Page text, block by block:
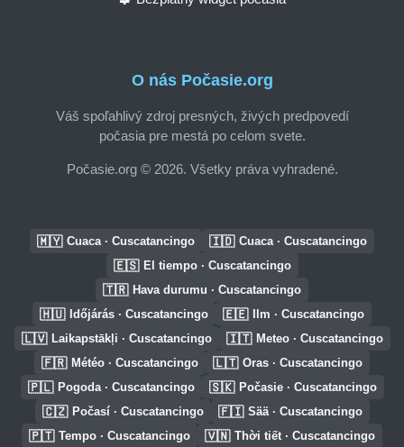
O nás Počasie.org
Váš spoľahlivý zdroj presných, živých predpovedí
počasia pre mestá po celom svete.
Počasie.org © 2026. Všetky práva vyhradené.
🇲🇾 Cuaca · Cuscatancingo 🇮🇩 Cuaca · Cuscatancingo
🇪🇸 El tiempo · Cuscatancingo
🇹🇷 Hava durumu · Cuscatancingo
🇭🇺 Időjárás · Cuscatancingo 🇪🇪 Ilm · Cuscatancingo
🇱🇻 Laikapstākļi · Cuscatancingo 🇮🇹 Meteo · Cuscatancingo
🇫🇷 Météo · Cuscatancingo 🇱🇹 Oras · Cuscatancingo
🇵🇱 Pogoda · Cuscatancingo 🇸🇰 Počasie · Cuscatancingo
🇨🇿 Počasí · Cuscatancingo 🇫🇮 Sää · Cuscatancingo
🇵🇹 Tempo · Cuscatancingo 🇻🇳 Thời tiết · Cuscatancingo